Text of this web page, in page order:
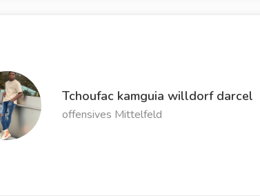
Tchoufac kamguia willdorf darcel
offensives Mittelfeld